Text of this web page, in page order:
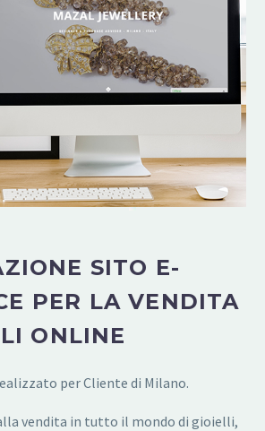
SITO E-
PER LA VENDITA
ONLINE
per Cliente di Milano.
vendita in tutto il mondo di gioielli,